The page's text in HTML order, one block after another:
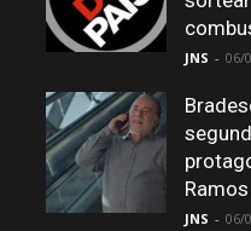
JNS - 06/
Ramos
JNS - 06/